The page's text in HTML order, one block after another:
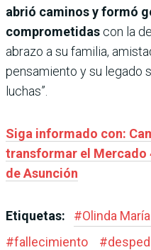
abrió caminos y formó
comprometidas con la
abrazo a su familia,
pensamiento y su legado
luchas”.
Siga informado con:
transformar el Mercado
de Asunción
Etiquetas: #Olinda
#fallecimiento #